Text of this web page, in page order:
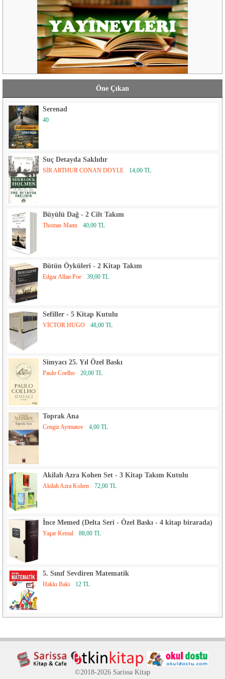
Öne Çıkan
Serenad
40
Suç Detayda Saklıdır
SİR ARTHUR CONAN DOYLE 14,00 TL
Büyülü Dağ - 2 Cilt Takım
Thomas Mann 40,00 TL
Bütün Öyküleri - 2 Kitap Takım
Edgar Allan Poe 39,00 TL
Sefiller - 5 Kitap Kutulu
VİCTOR HUGO 48,00 TL
Simyacı 25. Yıl Özel Baskı
Paulo Coelho 20,00 TL
Toprak Ana
Cengiz Aytmatov 4,00 TL
Akilah Azra Kohen Set - 3 Kitap Takım Kutulu
Akilah Azra Kohen 72,00 TL
İnce Memed (Delta Seri - Özel Baskı - 4 kitap birarada)
Yaşar Kemal 88,00 TL
5. Sınıf Sevdiren Matematik
Hakkı Baki 12 TL
©2018-2026 Sarissa Kitap